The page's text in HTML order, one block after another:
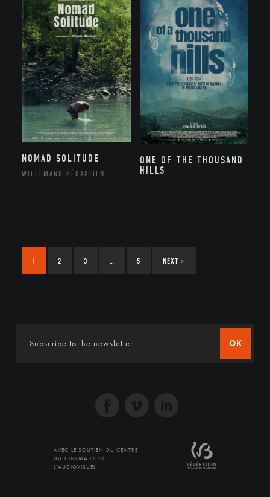
NOMAD SOLITUDE
WIELEMANS SÉBASTIEN
ONE OF THE THOUSAND
HILLS
1 2 3 5 NEXT ›
OK
AVEC LE SOUTIEN DU CENTRE
DU CINÉMA ET DE
L'AUDIOVISUEL